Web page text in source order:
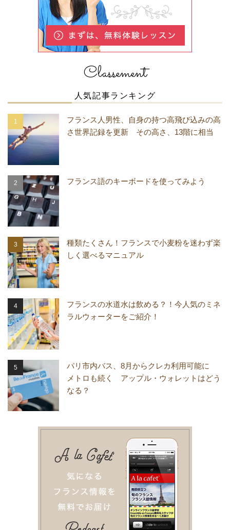
Classement
人気記事ランキング
フランス人男性、自身の持つ高飛び込みの高
さ世界記録を更新 その高さ、13階に相当
フランス語のキーボードを使ってみよう
種類たくさん！フランスで小麦粉を迷わず楽
しく選べるマニュアル
フランスの水道水は飲める？！今人気のミネ
ラルウォーターをご紹介！
パリ市内バス、8月からクレカ利用可能に
メトロも続く アップル・ウォレットはどう
なる？